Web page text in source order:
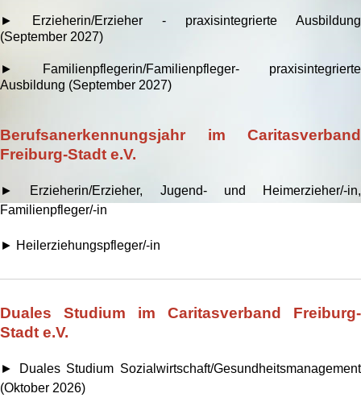
►
Erzieherin/Erzieher - praxisintegrierte Ausbildung
(September 2027)
► Familienpflegerin/Familienpfleger- praxisintegrierte
Ausbildung (September 2027)
Berufsanerkennungsjahr im Caritasverband
Freiburg-Stadt e.V.
► Erzieherin/Erzieher, Jugend- und Heimerzieher/-in,
Familienpfleger/-in
► Heilerziehungspfleger/-in
Duales Studium im Caritasverband Freiburg-
Stadt e.V.
► Duales Studium Sozialwirtschaft/Gesundheitsmanagement
(Oktober 2026)